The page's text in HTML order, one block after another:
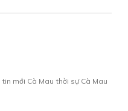
tin mới Cà Mau thời sự Cà Mau